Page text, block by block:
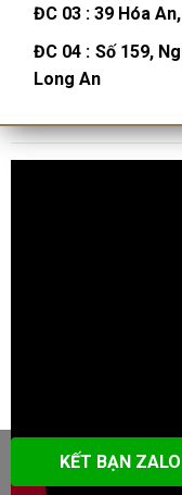
ĐC 03 :39 Hóa
ĐC 04 : Số 159,
Long An
KẾT BẠN ZALO